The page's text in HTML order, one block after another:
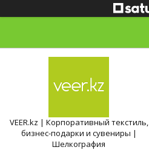
VEER.kz | Корпоративный текстиль,
бизнес-подарки и сувениры |
Шелкография